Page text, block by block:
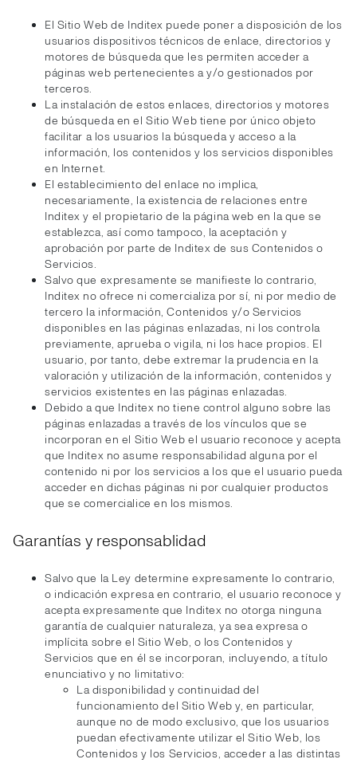
El Sitio Web de Inditex puede poner a disposición de los
usuarios dispositivos técnicos de enlace, directorios y
motores de búsqueda que les permiten acceder a
páginas web pertenecientes a y/o gestionados por
terceros.
La instalación de estos enlaces, directorios y motores
de búsqueda en el Sitio Web tiene por único objeto
facilitar a los usuarios la búsqueda y acceso a la
información, los contenidos y los servicios disponibles
en Internet.
El establecimiento del enlace no implica,
necesariamente, la existencia de relaciones entre
Inditex y el propietario de la página web en la que se
establezca, así como tampoco, la aceptación y
aprobación por parte de Inditex de sus Contenidos o
Servicios.
Salvo que expresamente se manifieste lo contrario,
Inditex no ofrece ni comercializa por sí, ni por medio de
tercero la información, Contenidos y/o Servicios
disponibles en las páginas enlazadas, ni los controla
previamente, aprueba o vigila, ni los hace propios. El
usuario, por tanto, debe extremar la prudencia en la
valoración y utilización de la información, contenidos y
servicios existentes en las páginas enlazadas.
Debido a que Inditex no tiene control alguno sobre las
páginas enlazadas a través de los vínculos que se
incorporan en el Sitio Web el usuario reconoce y acepta
que Inditex no asume responsabilidad alguna por el
contenido ni por los servicios a los que el usuario pueda
acceder en dichas páginas ni por cualquier productos
que se comercialice en los mismos.
Garantías y responsablidad
Salvo que la Ley determine expresamente lo contrario,
o indicación expresa en contrario, el usuario reconoce y
acepta expresamente que Inditex no otorga ninguna
garantía de cualquier naturaleza, ya sea expresa o
implícita sobre el Sitio Web, o los Contenidos y
Servicios que en él se incorporan, incluyendo, a título
enunciativo y no limitativo:
La disponibilidad y continuidad del
funcionamiento del Sitio Web y, en particular,
aunque no de modo exclusivo, que los usuarios
puedan efectivamente utilizar el Sitio Web, los
Contenidos y los Servicios, acceder a las distintas